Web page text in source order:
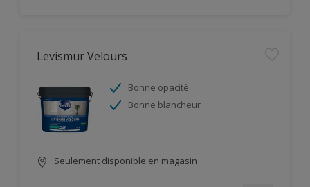
Levismur Velours
Bonne opacité
Bonne blancheur
Seulement disponible en magasin